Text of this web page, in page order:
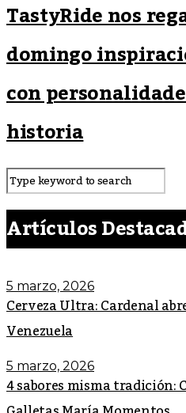
TastyRide nos
domingo
con
historia
Artículos
5 marzo, 2026
Cerveza Ultra: Cardenal
Venezuela
5 marzo, 2026
4 sabores misma tradición: